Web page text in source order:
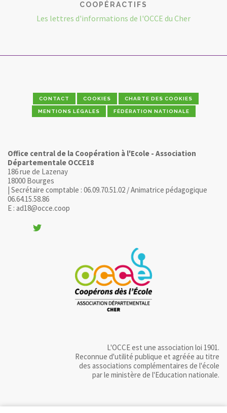
COOPÉRACTIFS
Les lettres d'informations de l'OCCE du Cher
CONTACT COOKIES CHARTE DES COOKIES
MENTIONS LÉGALES FÉDÉRATION NATIONALE
Office central de la Coopération à l'Ecole - Association
Départementale OCCE18
186 rue de Lazenay
18000 Bourges
| Secrétaire comptable : 06.09.70.51.02 / Animatrice pédagogique
06.64.15.58.86
E : ad18@occe.coop
L'OCCE est une association loi 1901.
Reconnue d'utilité publique et agréée au titre
des associations complémentaires de l'école
par le ministère de l'Education nationale.